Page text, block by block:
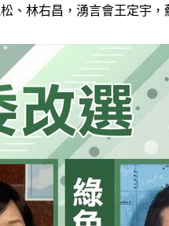
林右昌，湧言會王定宇